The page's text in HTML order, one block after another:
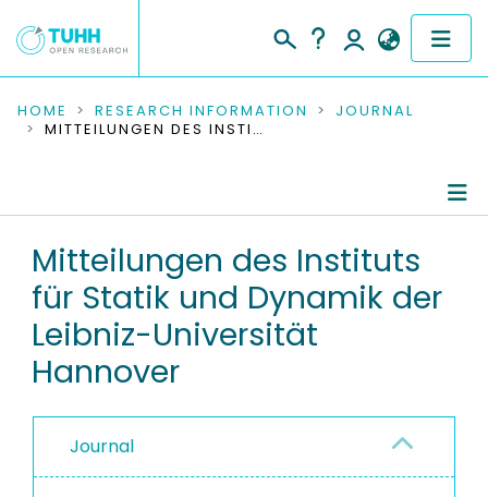
COMMUNITIES & COLLECTIONS
RESEARCH DATA
PEOPLE
INSTITUTIONS
PROJECTS
HOME RESEARCH INFORMATION
JOURNAL
MITTEILUNGEN DES INSTITUTS FÜR STATIK UND DYNAMIK DER LEIBNIZ-UNIVERSITÄT HANNOVER
Publications
Mitteilungen des Instituts
für Statik und Dynamik der
Leibniz-Universität
Hannover
Journal